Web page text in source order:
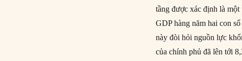
tầng được xác định là
GDP hàng năm hai con
này đòi hỏi nguồn lực
của chính phủ đã lên tới